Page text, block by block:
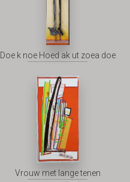
Doe k noe Hoed ak ut zoea doe
Vrouw met lange tenen